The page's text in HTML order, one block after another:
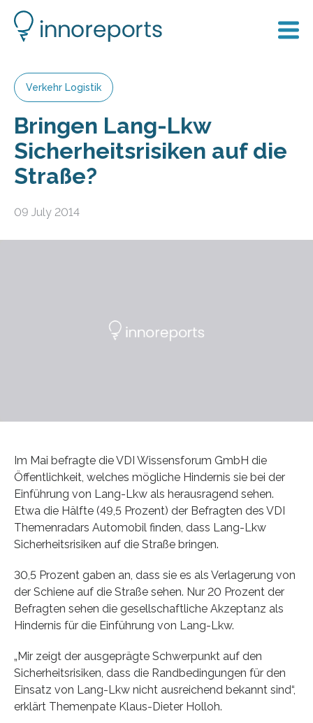
Verkehr Logistik
Bringen Lang-Lkw
Sicherheitsrisiken auf die
Straße?
09 July 2014
Im Mai befragte die VDI Wissensforum GmbH die
Öffentlichkeit, welches mögliche Hindernis sie bei der
Einführung von Lang-Lkw als herausragend sehen.
Etwa die Hälfte (49,5 Prozent) der Befragten des VDI
Themenradars Automobil finden, dass Lang-Lkw
Sicherheitsrisiken auf die Straße bringen.
30,5 Prozent gaben an, dass sie es als Verlagerung von
der Schiene auf die Straße sehen. Nur 20 Prozent der
Befragten sehen die gesellschaftliche Akzeptanz als
Hindernis für die Einführung von Lang-Lkw.
„Mir zeigt der ausgeprägte Schwerpunkt auf den
Sicherheitsrisiken, dass die Randbedingungen für den
Einsatz von Lang-Lkw nicht ausreichend bekannt sind“,
erklärt Themenpate Klaus-Dieter Holloh.